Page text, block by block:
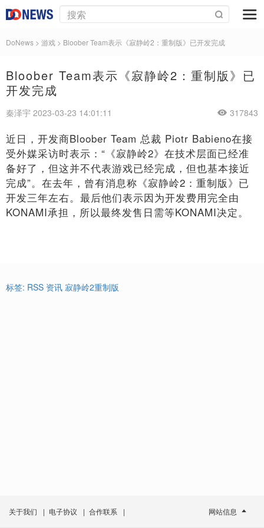
DoNews > 游戏 > Bloober Team表示《寂静岭2：重制版》已开发完成
Bloober Team表示《寂静岭2：重制版》已
开发完成
秦泽宇 2023-03-23 14:01:11 317843
近日，开发商Bloober Team 总裁 Piotr Babieno在接
受外媒采访时表示：“《寂静岭2》在技术层面已经准
备好了，但这并不代表游戏已经完成，但也基本接近
完成”。在去年，曾有消息称《寂静岭2：重制版》已
开发三年左右。最后他们表示因为开发费用完全由
KONAMI承担，所以最终发售日需等KONAMI决定。
标签: RSS 资讯 寂静岭2重制版
关于我们 | 电子协议 | 合作联系 | 网站信息